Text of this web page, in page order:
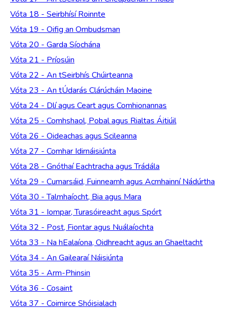
Vóta 18 - Seirbhísí Roinnte
Vóta 19 - Oifig an Ombudsman
Vóta 20 - Garda Síochána
Vóta 21 - Príosúin
Vóta 22 - An tSeirbhís Chúirteanna
Vóta 23 - An tÚdarás Clárúcháin Maoine
Vóta 24 - Dlí agus Ceart agus Comhionannas
Vóta 25 - Comhshaol, Pobal agus Rialtas Áitiúil
Vóta 26 - Oideachas agus Scileanna
Vóta 27 - Comhar Idirnáisiúnta
Vóta 28 - Gnóthaí Eachtracha agus Trádála
Vóta 29 - Cumarsáid, Fuinneamh agus Acmhainní Nádúrtha
Vóta 30 - Talmhaíocht, Bia agus Mara
Vóta 31 - Iompar, Turasóireacht agus Spórt
Vóta 32 - Post, Fiontar agus Nuálaíochta
Vóta 33 - Na hEalaíona, Oidhreacht agus an Ghaeltacht
Vóta 34 - An Gailearaí Náisiúnta
Vóta 35 - Arm-Phinsin
Vóta 36 - Cosaint
Vóta 37 - Coimirce Shóisialach